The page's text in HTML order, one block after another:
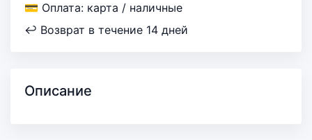
💳 Оплата: карта / наличные
↩ Возврат в течение 14 дней
Описание